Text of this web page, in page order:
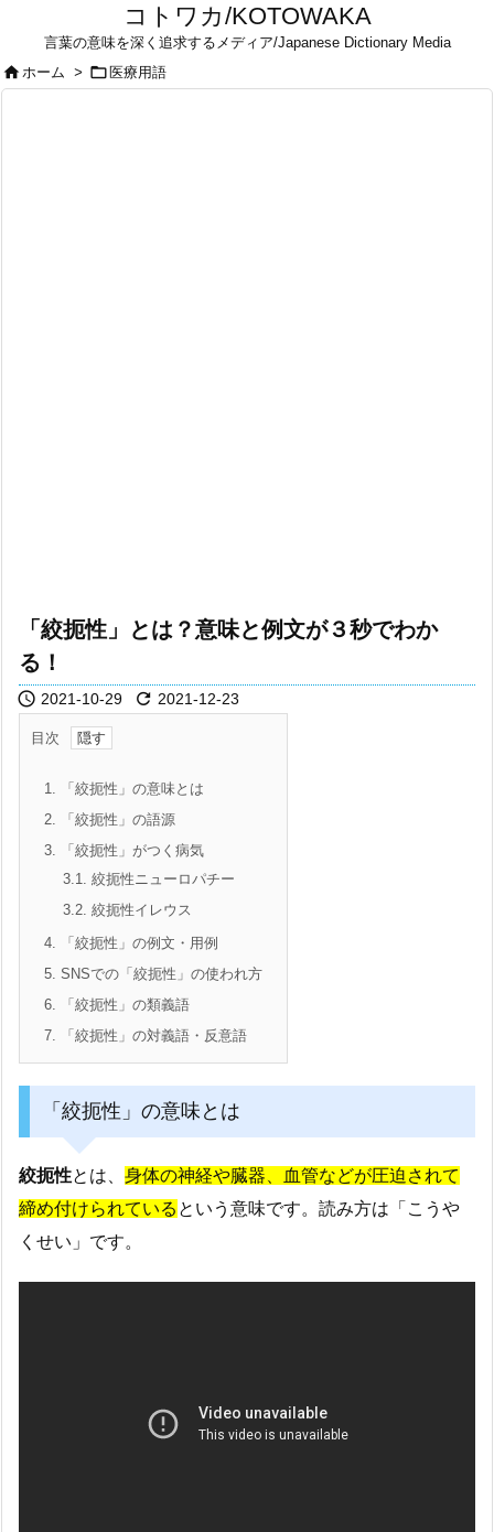
コトワカ/KOTOWAKA
言葉の意味を深く追求するメディア/Japanese Dictionary Media
ホーム >  医療用語
「絞扼性」とは？意味と例文が３秒でわか
る！
 2021-10-29  2021-12-23
目次
1. 「絞扼性」の意味とは
2. 「絞扼性」の語源
3. 「絞扼性」がつく病気
3.1. 絞扼性ニューロパチー
3.2. 絞扼性イレウス
4. 「絞扼性」の例文・用例
5. SNSでの「絞扼性」の使われ方
6. 「絞扼性」の類義語
7. 「絞扼性」の対義語・反意語
「絞扼性」の意味とは
絞扼性とは、 身体の神経や臓器、血管などが圧迫されて
締め付けられている という意味です。読み方は「こうや
くせい」です。